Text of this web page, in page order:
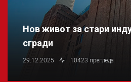
Нов живот за стари
сгради
29.12.2025 10423 прегледа